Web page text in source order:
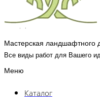
Мастерская ландшафтного
Все виды работ для Вашего
Меню
Каталог